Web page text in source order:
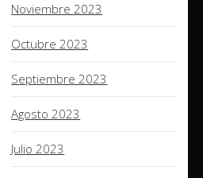
Noviembre 2023
Octubre 2023
Septiembre 2023
Agosto 2023
Julio 2023